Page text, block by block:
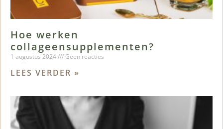
Hoe werken
collageensupplementen?
1 augustus 2024 Geen reacties
LEES VERDER »